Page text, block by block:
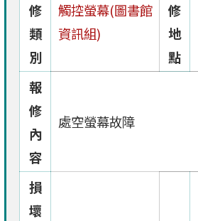
修
類
別
觸控螢幕(圖書館
資訊組)
修
地
點
報
修
內
容
處空螢幕故障
損
壞